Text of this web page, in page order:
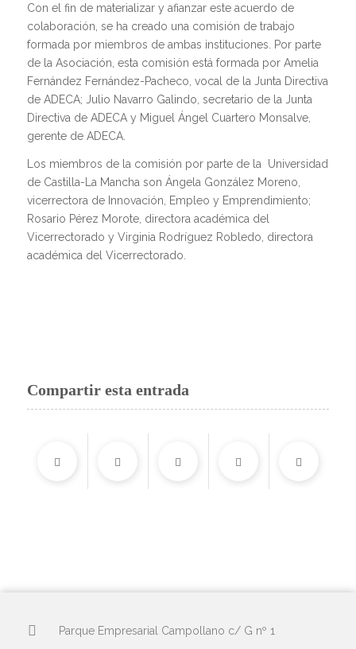
Con el fin de materializar y afianzar este acuerdo de
colaboración, se ha creado una comisión de trabajo
formada por miembros de ambas instituciones. Por parte
de la Asociación, esta comisión está formada por Amelia
Fernández Fernández-Pacheco, vocal de la Junta Directiva
de ADECA; Julio Navarro Galindo, secretario de la Junta
Directiva de ADECA y Miguel Ángel Cuartero Monsalve,
gerente de ADECA.
Los miembros de la comisión por parte de la Universidad
de Castilla-La Mancha son Ángela González Moreno,
vicerrectora de Innovación, Empleo y Emprendimiento;
Rosario Pérez Morote, directora académica del
Vicerrectorado y Virginia Rodríguez Robledo, directora
académica del Vicerrectorado.
Compartir esta entrada
Parque Empresarial Campollano c/ G nº 1